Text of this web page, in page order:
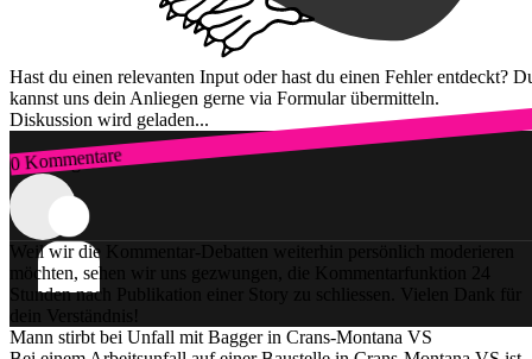
Hast du einen relevanten Input oder hast du einen Fehler entdeckt?
kannst uns dein Anliegen gerne via Formular übermitteln.
Diskussion wird geladen...
0 Kommentare
Zum Login
Weil wir die Kommentar-Debatten weiterhin persönlich moderieren
möchten, sehen wir uns gezwungen, die Kommentarfunktion 24
Stunden nach Publikation einer Story zu schliessen. Vielen Dank für
dein Verständnis!
Mann stirbt bei Unfall mit Bagger in Crans-Montana VS